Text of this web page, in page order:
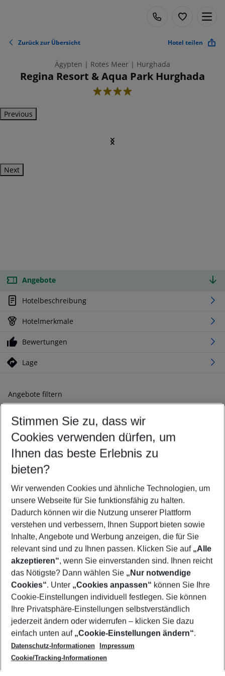
Zurück zur Übersicht Hotel teilen
Ägypten | Rotes Meer | Hurghada
Regina Resort & Aqua Park Hurghada
4
Previous
Next
Angebote
Hotelbeschreibung
Hotelmerkmale
Bewertungen
Lage
Angebote filtern
Ändern Sie Ihre Kriterien nach Ihren Wünschen
Abflughafen wählen
Beliebiger Abflughafen
Reisezeitraum wählen
09.08.26– 07.08.27 5-8 Nächte
2 Erwachsene Keine Kinder
Mehr Filter anzeigen
Footer
Footer navigation
Über uns
AGB
Cookie-Einstellungen ändern
Cookie-Richtlinie
Datenschutz
Service & Hilfe
Barrierefreies Reisen
Check-in
Folgen Sie uns
Stimmen Sie zu, dass wir
Cookies verwenden dürfen, um
Ihnen das beste Erlebnis zu
bieten?
Wir verwenden Cookies und ähnliche Technologien, um
unsere Webseite für Sie funktionsfähig zu halten.
Dadurch können wir die Nutzung unserer Plattform
verstehen und verbessern, Ihnen Support bieten sowie
Inhalte, Angebote und Werbung anzeigen, die für Sie
relevant sind und zu Ihnen passen. Klicken Sie auf „Alle
akzeptieren“, wenn Sie einverstanden sind. Ihnen reicht
das Nötigste? Dann wählen Sie „Nur notwendige
Cookies“. Unter „Cookies anpassen“ können Sie Ihre
Cookie-Einstellungen individuell festlegen. Sie können
Ihre Privatsphäre-Einstellungen selbstverständlich
jederzeit ändern oder widerrufen – klicken Sie dazu
einfach unten auf „Cookie-Einstellungen ändern“.
Datenschutz-Informationen
Impressum
Cookie/Tracking-Informationen